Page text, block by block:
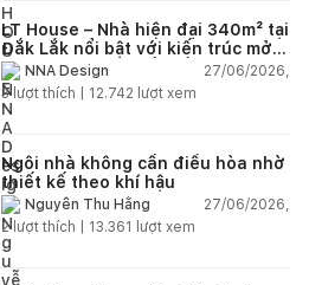
LT House – Nhà hiện đại 340m² tại
Đắk Lắk nổi bật với kiến trúc mở
và hệ sân vườn kết nối thiên
nhiên
NNA Design
27/06/2026,
3lượt thích | 12.742 lượt xem
Ngôi nhà không cần điều hòa nhờ
thiết kế theo khí hậu
Nguyễn Thu Hằng
27/06/2026,
2lượt thích | 13.361 lượt xem